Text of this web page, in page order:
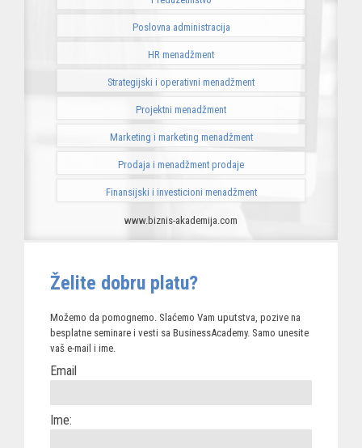
Poslovna administracija
HR menadžment
Strategijski i operativni menadžment
Projektni menadžment
Marketing i marketing menadžment
Prodaja i menadžment prodaje
Finansijski i investicioni menadžment
www.biznis-akademija.com
Želite dobru platu?
Možemo da pomognemo. Slaćemo Vam uputstva, pozive na
besplatne seminare i vesti sa BusinessAcademy. Samo unesite
vaš e-mail i ime.
Email
Ime: